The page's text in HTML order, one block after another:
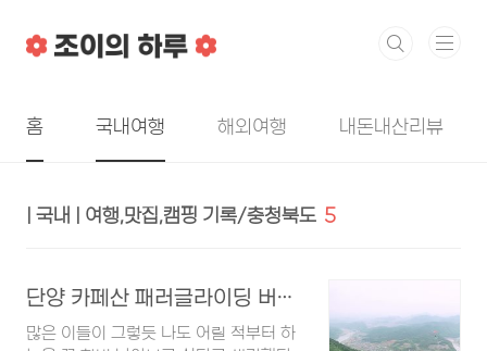
홈 국내여행 해외여행 내돈내산리뷰
| 국내 | 여행,맛집,캠핑 기록/충청북도 5
단양 카페산 패러글라이딩 버킷리스트 완료!
많은 이들이 그렇듯 나도 어릴 적부터 하